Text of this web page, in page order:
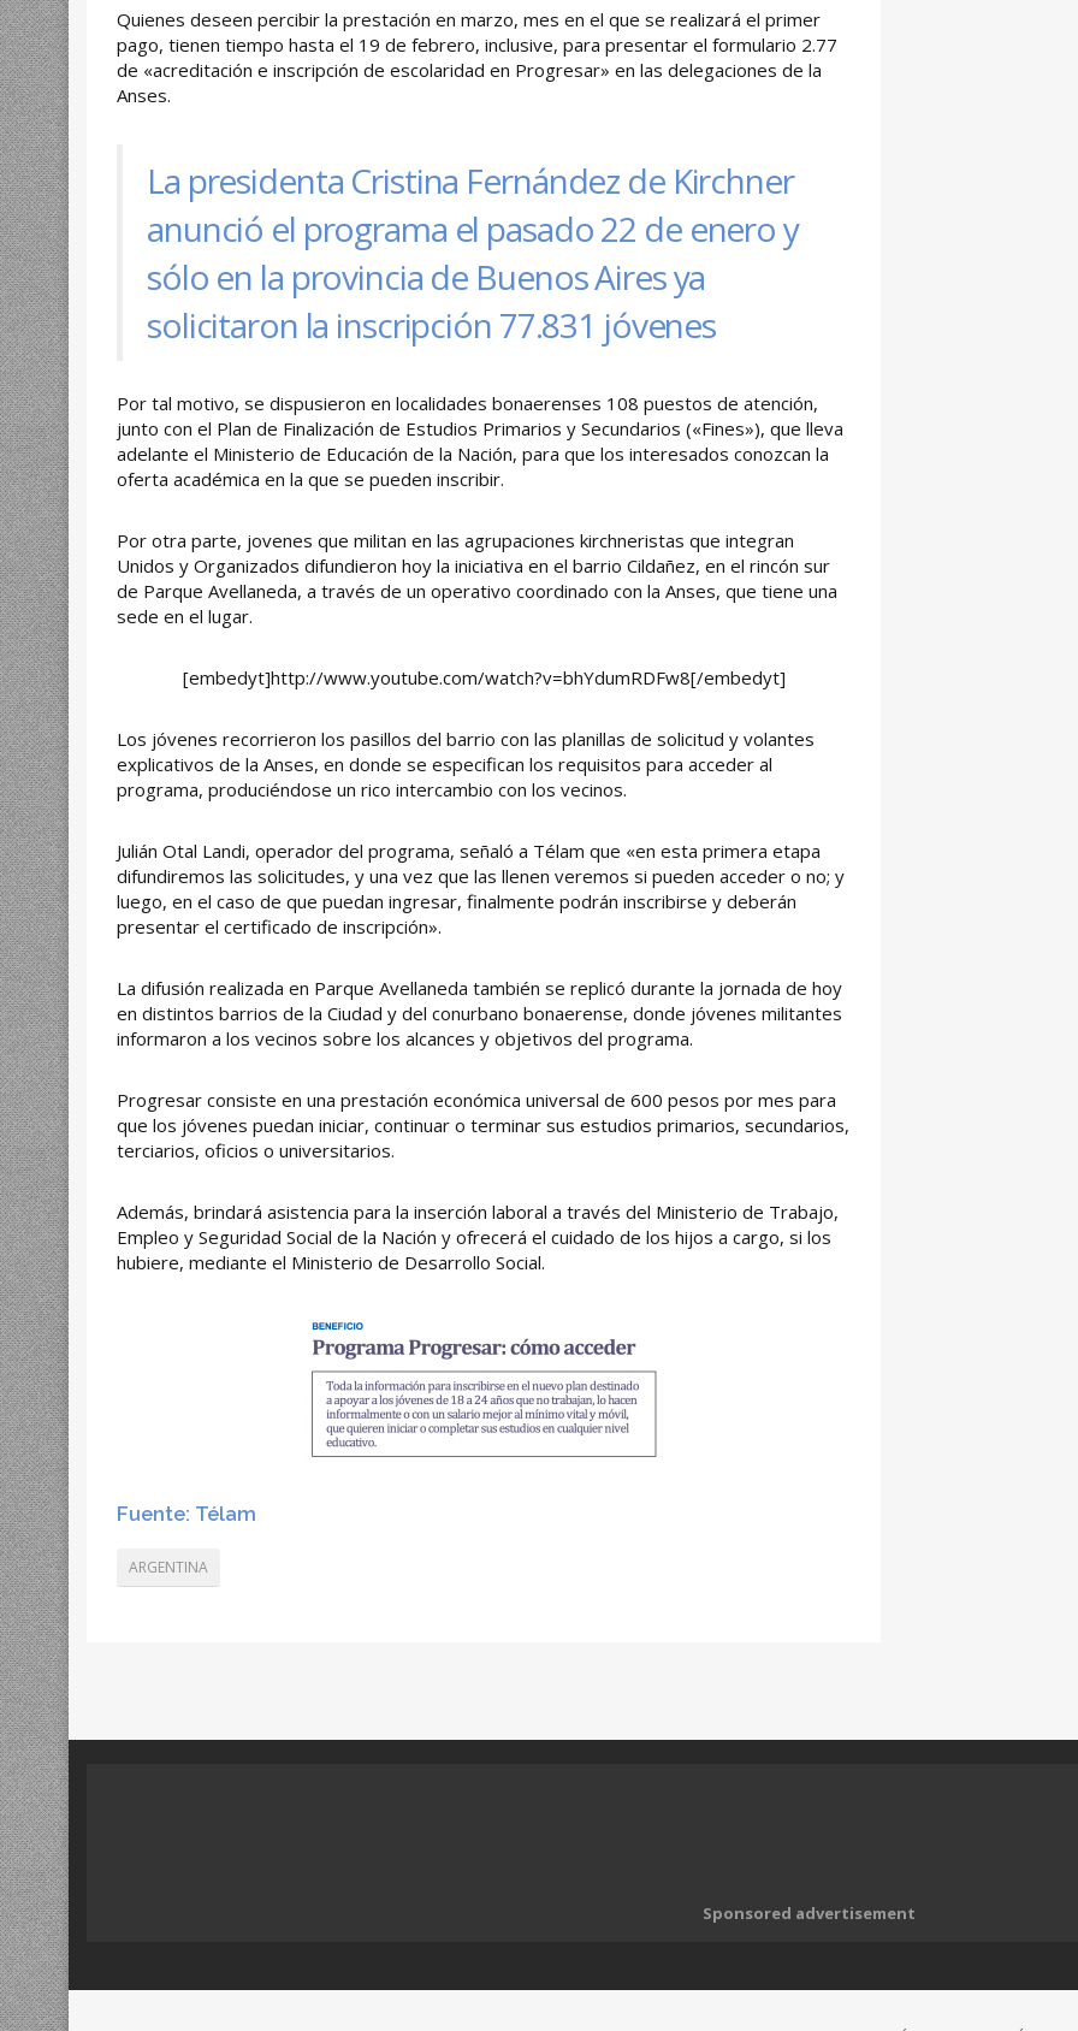
Quienes deseen percibir la prestación en marzo, mes en el que se realizará el primer
pago, tienen tiempo hasta el 19 de febrero, inclusive, para presentar el formulario 2.77
de «acreditación e inscripción de escolaridad en Progresar» en las delegaciones de la
Anses.
La presidenta Cristina Fernández de Kirchner
anunció el programa el pasado 22 de enero y
sólo en la provincia de Buenos Aires ya
solicitaron la inscripción 77.831 jóvenes
Por tal motivo, se dispusieron en localidades bonaerenses 108 puestos de atención,
junto con el Plan de Finalización de Estudios Primarios y Secundarios («Fines»), que lleva
adelante el Ministerio de Educación de la Nación, para que los interesados conozcan la
oferta académica en la que se pueden inscribir.
Por otra parte, jovenes que militan en las agrupaciones kirchneristas que integran
Unidos y Organizados difundieron hoy la iniciativa en el barrio Cildañez, en el rincón sur
de Parque Avellaneda, a través de un operativo coordinado con la Anses, que tiene una
sede en el lugar.
[embedyt]http://www.youtube.com/watch?v=bhYdumRDFw8[/embedyt]
Los jóvenes recorrieron los pasillos del barrio con las planillas de solicitud y volantes
explicativos de la Anses, en donde se especifican los requisitos para acceder al
programa, produciéndose un rico intercambio con los vecinos.
Julián Otal Landi, operador del programa, señaló a Télam que «en esta primera etapa
difundiremos las solicitudes, y una vez que las llenen veremos si pueden acceder o no; y
luego, en el caso de que puedan ingresar, finalmente podrán inscribirse y deberán
presentar el certificado de inscripción».
La difusión realizada en Parque Avellaneda también se replicó durante la jornada de hoy
en distintos barrios de la Ciudad y del conurbano bonaerense, donde jóvenes militantes
informaron a los vecinos sobre los alcances y objetivos del programa.
Progresar consiste en una prestación económica universal de 600 pesos por mes para
que los jóvenes puedan iniciar, continuar o terminar sus estudios primarios, secundarios,
terciarios, oficios o universitarios.
Además, brindará asistencia para la inserción laboral a través del Ministerio de Trabajo,
Empleo y Seguridad Social de la Nación y ofrecerá el cuidado de los hijos a cargo, si los
hubiere, mediante el Ministerio de Desarrollo Social.
Fuente: Télam
ARGENTINA
Sponsored advertisement